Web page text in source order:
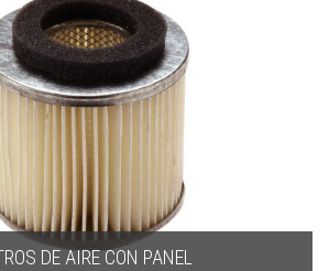
DE AIRE CON PANEL